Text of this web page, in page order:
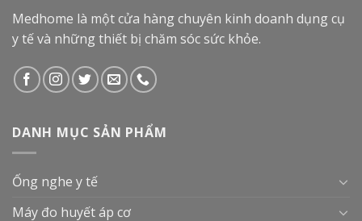
Medhome là một cửa hàng chuyên kinh doanh dụng cụ
y tế và những thiết bị chăm sóc sức khỏe.
DANH MỤC SẢN PHẨM
Ống nghe y tế
Máy đo huyết áp cơ